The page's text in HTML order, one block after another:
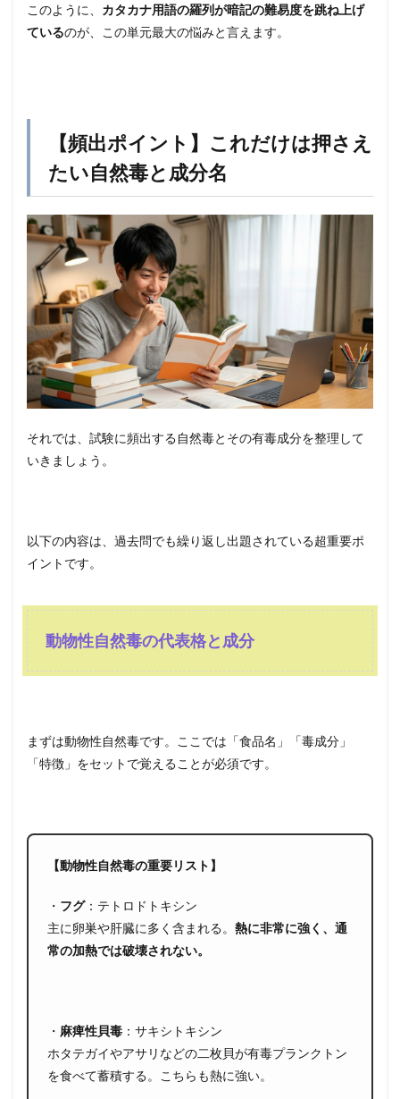
このように、 カタカナ用語の羅列が暗記の難易度を跳ね上げ
ているのが、この単元最大の悩みと言えます。
【頻出ポイント】これだけは押さえ
たい自然毒と成分名
それでは、試験に頻出する自然毒とその有毒成分を整理して
いきましょう。
以下の内容は、過去問でも繰り返し出題されている超重要ポ
イントです。
動物性自然毒の代表格と成分
まずは動物性自然毒です。ここでは「食品名」「毒成分」
「特徴」をセットで覚えることが必須です。
【動物性自然毒の重要リスト】
・ フグ： テトロドトキシン
主に卵巣や肝臓に多く含まれる。 熱に非常に強く、通
常の加熱では破壊されない。
・ 麻痺性貝毒 ： サキシトキシン
ホタテガイやアサリなどの二枚貝が有毒プランクトン
を食べて蓄積する。こちらも熱に強い。